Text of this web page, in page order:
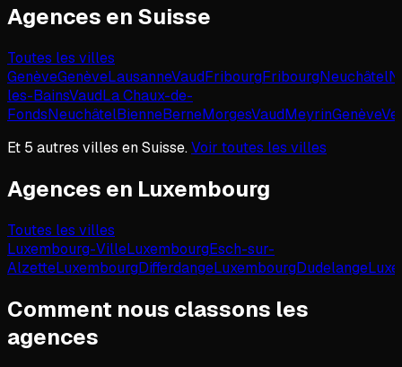
Agences en Suisse
Toutes les villes
GenèveGenèveLausanneVaudFribourgFribourgNeuchâtel
les-BainsVaudLa Chaux-de-
FondsNeuchâtelBienneBerneMorgesVaudMeyrinGenève
Et 5 autres villes enSuisse.Voir toutes les villes
Agences en Luxembourg
Toutes les villes
Luxembourg-VilleLuxembourgEsch-sur-
AlzetteLuxembourgDifferdangeLuxembourgDudelange
Comment nous classons les
agences